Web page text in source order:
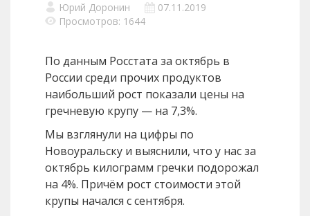
Юрий Доронин
07.11.2019
Просмотров: 1644
По данным Росстата за октябрь в
России среди прочих продуктов
наибольший рост показали цены на
гречневую крупу — на 7,3%.
Мы взглянули на цифры по
Новоуральску и выяснили, что у нас за
октябрь килограмм гречки подорожал
на 4%. Причём рост стоимости этой
крупы начался с сентября.